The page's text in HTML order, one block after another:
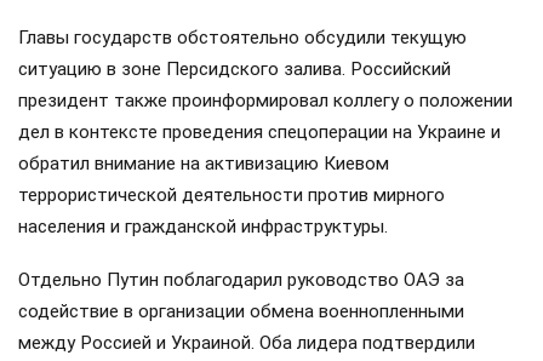
Главы государств обстоятельно обсудили текущую
ситуацию в зоне Персидского залива. Российский
президент также проинформировал коллегу о положении
дел в контексте проведения спецоперации на Украине и
обратил внимание на активизацию Киевом
террористической деятельности против мирного
населения и гражданской инфраструктуры.
Отдельно Путин поблагодарил руководство ОАЭ за
содействие в организации обмена военнопленными
между Россией и Украиной. Оба лидера подтвердили